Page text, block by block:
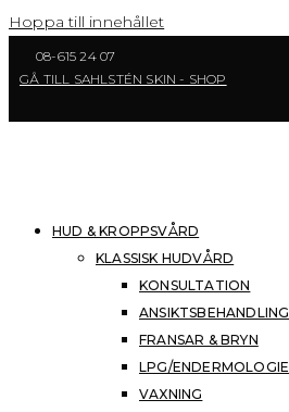
Hoppa till innehållet
08-615 24 07
GÅ TILL SAHLSTÉN SKIN - SHOP
HUD & KROPPSVÅRD
KLASSISK HUDVÅRD
KONSULTATION
ANSIKTSBEHANDLING
FRANSAR & BRYN
LPG/ENDERMOLOGIE
VAXNING